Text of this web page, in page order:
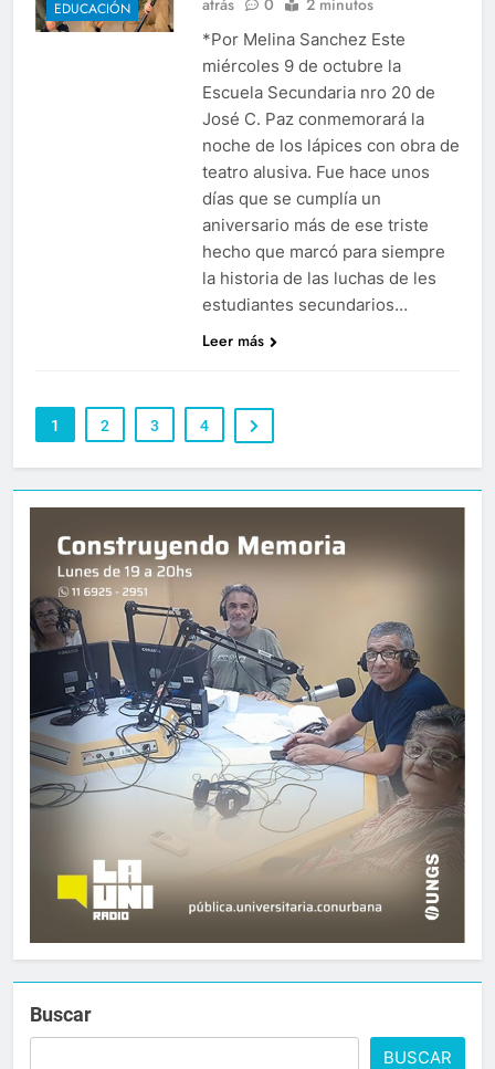
EDUCACIÓN
*Por Melina Sanchez Este
miércoles 9 de octubre la
Escuela Secundaria nro 20 de
José C. Paz conmemorará la
noche de los lápices con obra de
teatro alusiva. Fue hace unos
días que se cumplía un
aniversario más de ese triste
hecho que marcó para siempre
la historia de las luchas de les
estudiantes secundarios…
Leer más
1 2 3 4
Buscar
BUSCAR